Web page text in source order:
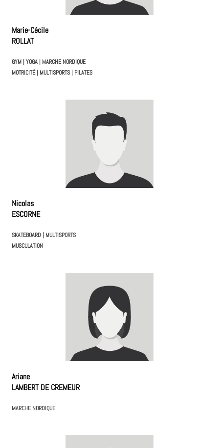
Marie-Cécile
ROLLAT
GYM | YOGA | MARCHE NORDIQUE
MOTRICITÉ | MULTISPORTS | PILATES
Nicolas
ESCORNE
SKATEBOARD
| MULTISPORTS
MUSCULATION
Ariane
LAMBERT DE CREMEUR
MARCHE NORDIQUE